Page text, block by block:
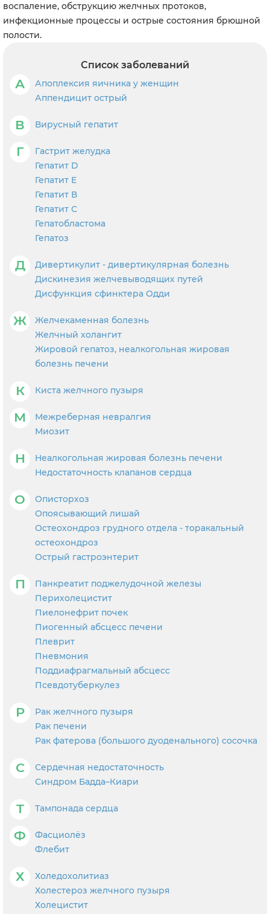
воспаление, обструкцию желчных протоков,
инфекционные процессы и острые состояния брюшной
полости.
Список заболеваний
А
Апоплексия яичника у женщин
Аппендицит острый
В Вирусный гепатит
Г
Гастрит желудка
Гепатит D
Гепатит E
Гепатит В
Гепатит С
Гепатобластома
Гепатоз
Д
Дивертикулит - дивертикулярная болезнь
Дискинезия желчевыводящих путей
Дисфункция сфинктера Одди
Ж
Желчекаменная болезнь
Желчный холангит
Жировой гепатоз, неалкогольная жировая
болезнь печени
К Киста желчного пузыря
М
Межреберная невралгия
Миозит
Н
Неалкогольная жировая болезнь печени
Недостаточность клапанов сердца
О
Описторхоз
Опоясывающий лишай
Остеохондроз грудного отдела - торакальный
остеохондроз
Острый гастроэнтерит
П
Панкреатит поджелудочной железы
Перихолецистит
Пиелонефрит почек
Пиогенный абсцесс печени
Плеврит
Пневмония
Поддиафрагмальный абсцесс
Псевдотуберкулез
Р
Рак желчного пузыря
Рак печени
Рак фатерова (большого дуоденального) сосочка
С
Сердечная недостаточность
Синдром Бадда–Киари
Т Тампонада сердца
Ф
Фасциолёз
Флебит
Х
Холедохолитиаз
Холестероз желчного пузыря
Холецистит